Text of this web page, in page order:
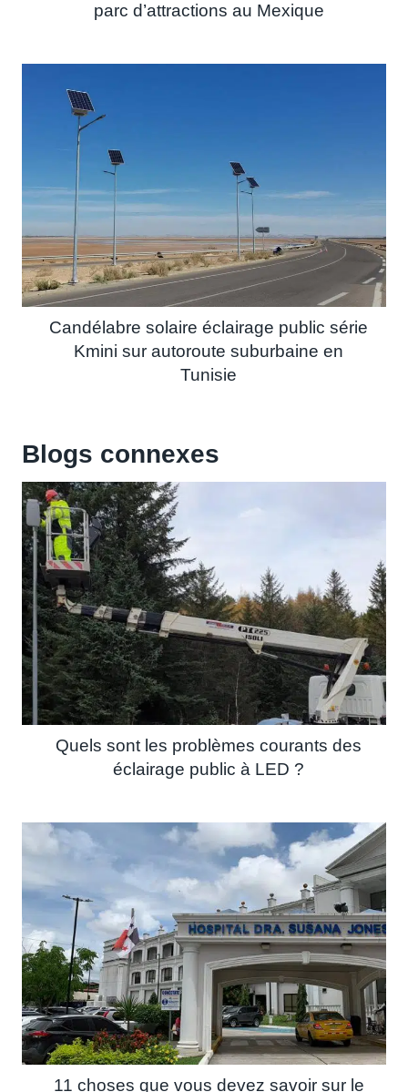
parc d’attractions au Mexique
Candélabre solaire éclairage public série
Kmini sur autoroute suburbaine en
Tunisie
Blogs connexes
Quels sont les problèmes courants des
éclairage public à LED ?
11 choses que vous devez savoir sur le